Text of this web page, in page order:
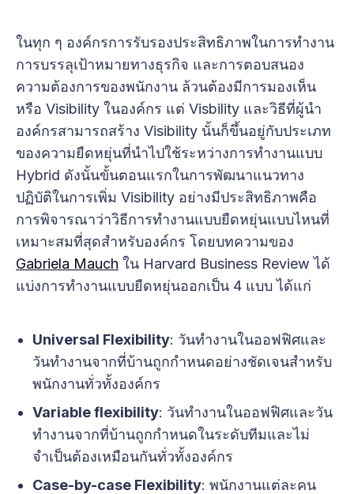
ในทุก ๆ องค์กรการรับรองประสิทธิภาพในการทำงาน
การบรรลุเป้าหมายทางธุรกิจ และการตอบสนอง
ความต้องการของพนักงาน ล้วนต้องมีการมองเห็น
หรือ Visibility ในองค์กร แต่ Visbility และวิธีที่ผู้นำ
องค์กรสามารถสร้าง Visibility นั้นก็ขึ้นอยู่กับประเภท
ของความยืดหยุ่นที่นำไปใช้ระหว่างการทำงานแบบ
Hybrid ดังนั้นขั้นตอนแรกในการพัฒนาแนวทาง
ปฏิบัติในการเพิ่ม Visibility อย่างมีประสิทธิภาพคือ
การพิจารณาว่าวิธีการทำงานแบบยืดหยุ่นแบบไหนที่
เหมาะสมที่สุดสำหรับองค์กร โดยบทความของ
Gabriela Mauch ใน Harvard Business Review ได้
แบ่งการทำงานแบบยืดหยุ่นออกเป็น 4 แบบ ได้แก่
Universal Flexibility: วันทำงานในออฟฟิศและ
วันทำงานจากที่บ้านถูกกำหนดอย่างชัดเจนสำหรับ
พนักงานทั่วทั้งองค์กร
Variable flexibility: วันทำงานในออฟฟิศและวัน
ทำงานจากที่บ้านถูกกำหนดในระดับทีมและไม่
จำเป็นต้องเหมือนกันทั่วทั้งองค์กร
Case-by-case Flexibility: พนักงานแต่ละคน